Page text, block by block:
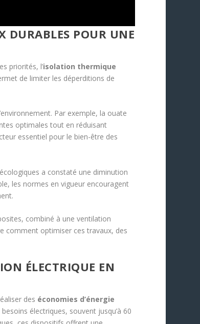
DURABLES POUR UNE
priorités, l’isolation thermique
de limiter les déperditions de
Par exemple, la ouate
optimales tout en réduisant
essentiel pour le bien-être des
a constaté une diminution
les normes en vigueur encouragent
combiné à une ventilation
comment optimiser ces travaux, des
ÉLECTRIQUE EN
des économies d’énergie
électriques, souvent jusqu’à 60